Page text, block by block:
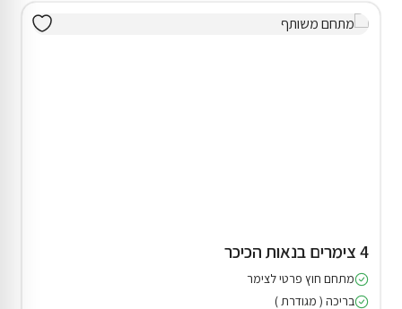
4 צימרים בנאות הכיכר
מתחם חוץ פרטי לצימר
בריכה ( מגודרת )